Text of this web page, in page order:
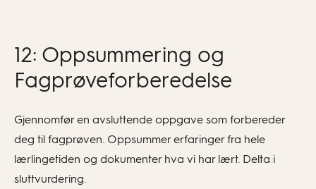
12: Oppsummering og
Fagprøveforberedelse
Gjennomfør en avsluttende oppgave som forbereder
deg til fagprøven. Oppsummer erfaringer fra hele
lærlingetiden og dokumenter hva vi har lært. Delta i
sluttvurdering.